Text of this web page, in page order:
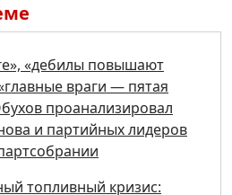
«дебилы повышают
враги — пятая
проанализировал
и партийных лидеров
топливный кризис: